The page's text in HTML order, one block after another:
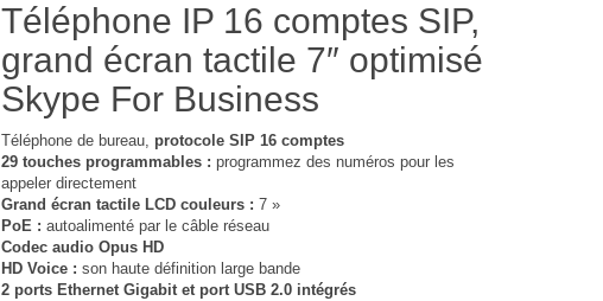
Téléphone IP 16 comptes SIP,
grand écran tactile 7″ optimisé
Skype For Business
Téléphone de bureau, protocole SIP 16 comptes
29 touches programmables : programmez des numéros pour les
appeler directement
Grand écran tactile LCD couleurs : 7 »
PoE : autoalimenté par le câble réseau
Codec audio Opus HD
HD Voice : son haute définition large bande
2 ports Ethernet Gigabit et port USB 2.0 intégrés